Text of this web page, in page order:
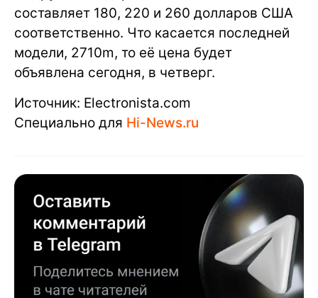
составляет 180, 220 и 260 долларов США
соответственно. Что касается последней
модели, 2710m, то её цена будет
объявлена сегодня, в четверг.
Источник: Electronista.com
Специально для Hi-News.ru